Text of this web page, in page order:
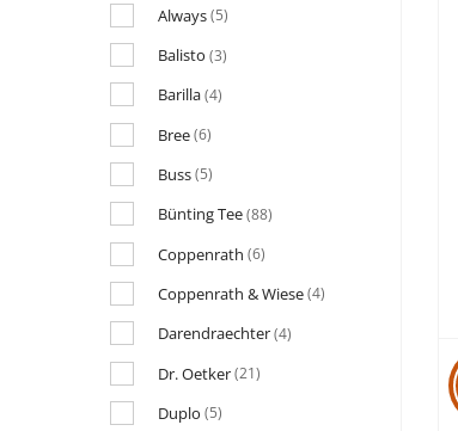
Always(5)
Balisto (3)
Barilla(4)
Bree(6)
Buss(5)
Bünting Tee(88)
Coppenrath (6)
Coppenrath & Wiese(4)
Darendraechter(4)
Dr. Oetker(21)
Duplo (5)